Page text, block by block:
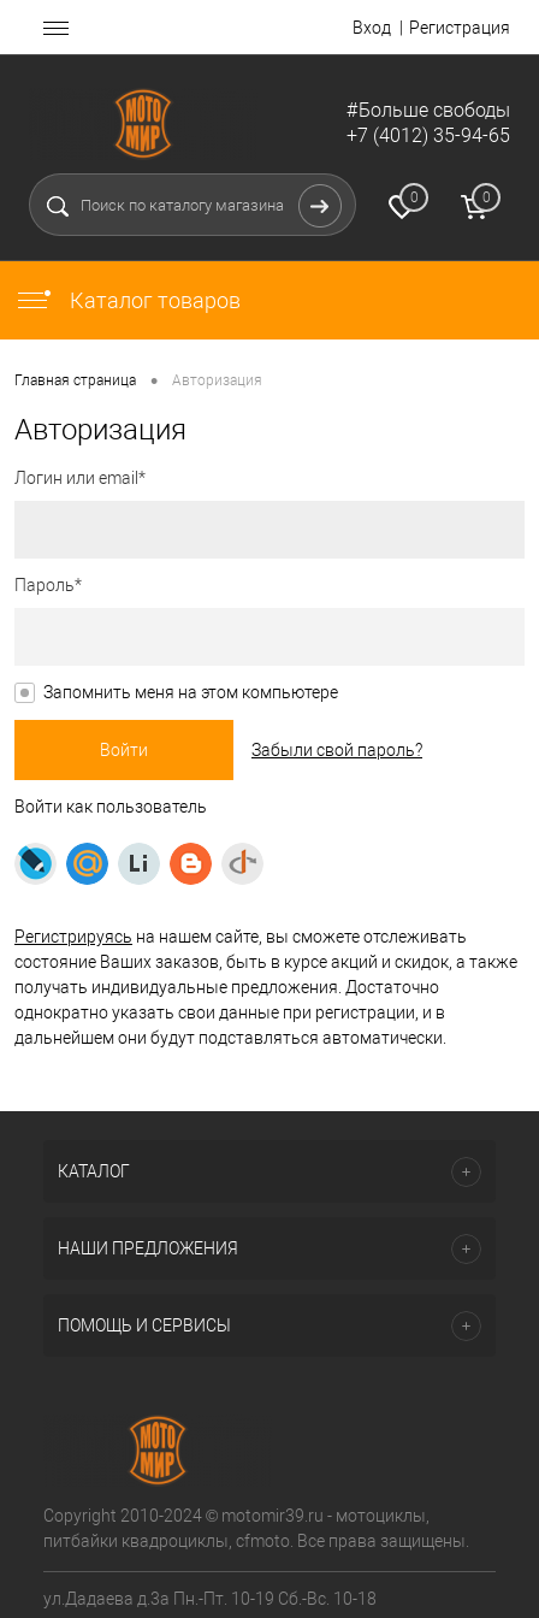
Вход Регистрация
#Больше свободы
+7 (4012) 35-94-65
0 0
Каталог товаров
Главная страница • Авторизация
Авторизация
Логин или email*
Пароль*
Запомнить меня на этом компьютере
Забыли свой пароль?
Войти как пользователь
Регистрируясь на нашем сайте, вы сможете отслеживать
состояние Ваших заказов, быть в курсе акций и скидок, а также
получать индивидуальные предложения. Достаточно
однократно указать свои данные при регистрации, и в
дальнейшем они будут подставляться автоматически.
КАТАЛОГ
НАШИ ПРЕДЛОЖЕНИЯ
ПОМОЩЬ И СЕРВИСЫ
Copyright 2010-2024 © motomir39.ru - мотоциклы,
питбайки квадроциклы, cfmoto. Все права защищены.
ул.Дадаева д.3а Пн.-Пт. 10-19 Сб.-Вс. 10-18